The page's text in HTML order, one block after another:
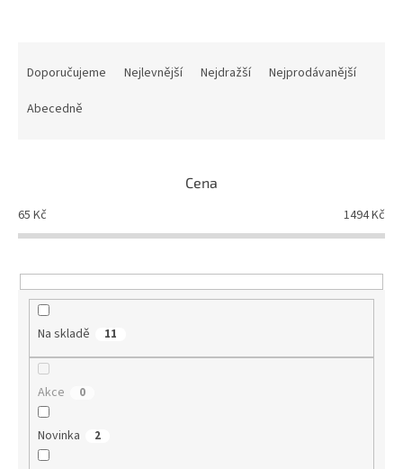
o
d
k
t
Doporučujeme Nejlevnější Nejdražší
Nejprodávanější
Abecedně
Cena
65 Kč 1494Kč
Na skladě 11
Akce 0
Novinka 2